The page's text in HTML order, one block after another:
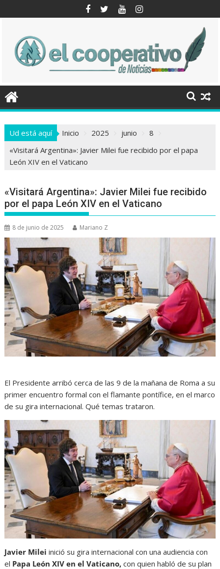
al
Ud está aquí Inicio 2025 junio
8
«Visitará Argentina»: Javier Milei fue recibido por el papa
León XIV en el Vaticano
«Visitará Argentina»: Javier Milei fue recibido
por el papa León XIV en el Vaticano
8 de junio de 2025 Mariano Z
El Presidente arribó cerca de las 9 de la mañana de Roma a su
primer encuentro formal con el flamante pontífice, en el marco
de su gira internacional. Qué temas trataron.
Javier Mileiinició su gira internacional con una audiencia con
el Papa León XIV en el Vaticano,con quien habló de su plan